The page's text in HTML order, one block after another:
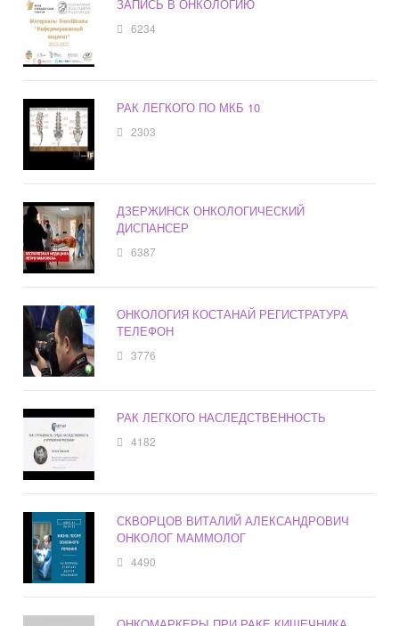
ЗАПИСЬ В ОНКОЛОГИЮ
6234
РАК ЛЕГКОГО ПО МКБ 10
2303
ДЗЕРЖИНСК ОНКОЛОГИЧЕСКИЙ
ДИСПАНСЕР
6387
ОНКОЛОГИЯ КОСТАНАЙ РЕГИСТРАТУРА
ТЕЛЕФОН
3776
РАК ЛЕГКОГО НАСЛЕДСТВЕННОСТЬ
4182
СКВОРЦОВ ВИТАЛИЙ АЛЕКСАНДРОВИЧ
ОНКОЛОГ МАММОЛОГ
4490